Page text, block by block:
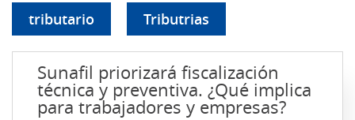
tributario Tributrias
Sunafil priorizará fiscalización
técnica y preventiva. ¿Qué implica
para trabajadores y empresas?